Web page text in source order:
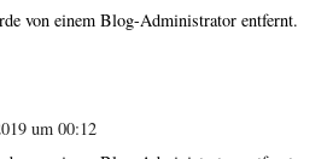
von einem Blog-Administrator entfernt.
um 00:12